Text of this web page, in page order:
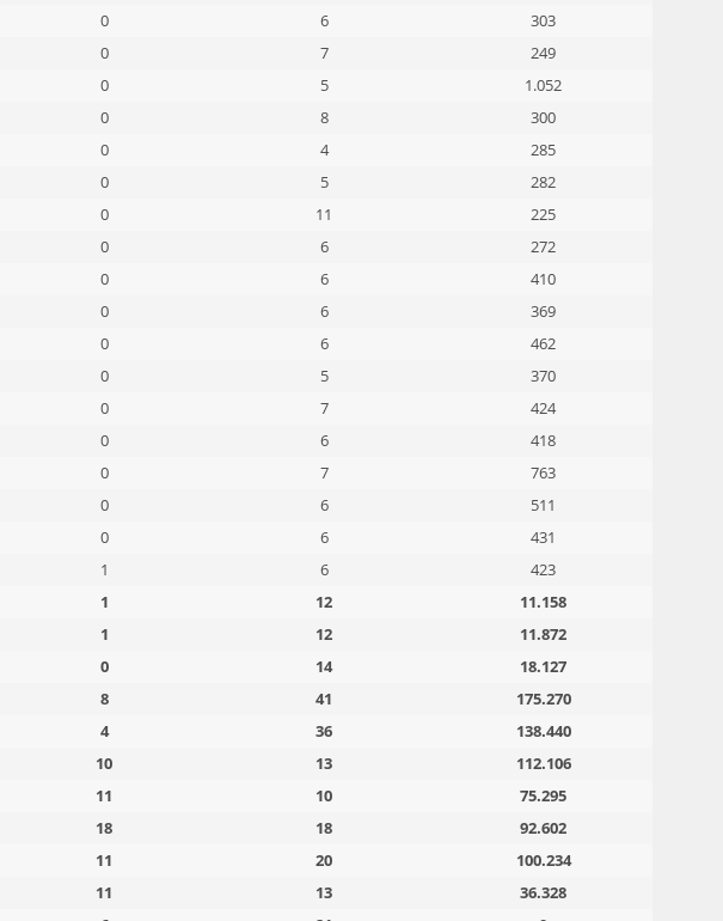
0 6
303
0 7
249
0 5
1.052
0 8
300
0 4
285
0 5
282
0 11
225
0 6
272
0 6
410
0 6
369
0 6
462
0 5
370
0 7
424
0 6
418
0 7
763
0 6
511
0 6
431
1 6
423
1 12
11.158
1 12
11.872
0 14
18.127
8 41
175.270
4 36
138.440
10 13
112.106
11 10
75.295
18 18
92.602
11 20
100.234
11 13
36.328